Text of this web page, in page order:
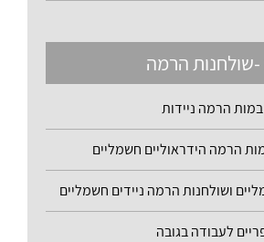
שולחנות הרמה
הרמה ניידות
הרמה הידראוליים חשמליים
ושולחנות הרמה ניידים חשמליים
לעבודה בגובה